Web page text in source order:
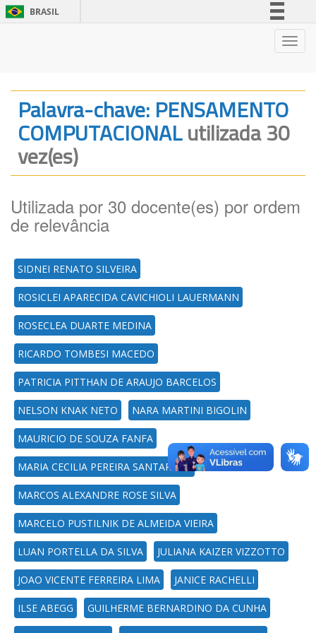
BRASIL
Legislação
Canais
Palavra-chave: PENSAMENTO
COMPUTACIONALutilizada 30
vez(es)
Utilizada por 30 docente(es) por ordem
de relevância
SIDNEI RENATO SILVEIRA
ROSICLEI APARECIDA CAVICHIOLI LAUERMANN
ROSECLEA DUARTE MEDINA
RICARDO TOMBESI MACEDO
PATRICIA PITTHAN DE ARAUJO BARCELOS
NELSON KNAK NETO NARA MARTINI BIGOLIN
MAURICIO DE SOUZA FANFA
MARIA CECILIA PEREIRA SANTAROSA
MARCOS ALEXANDRE ROSE SILVA
MARCELO PUSTILNIK DE ALMEIDA VIEIRA
LUAN PORTELLA DA SILVA JULIANA KAIZER VIZZOTTO
JOAO VICENTE FERREIRA LIMA JANICE RACHELLI
ILSE ABEGG GUILHERME BERNARDINO DA CUNHA